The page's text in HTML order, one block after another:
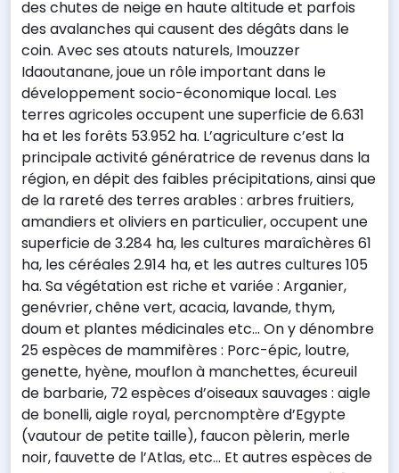
des chutes de neige en haute altitude et parfois
des avalanches qui causent des dégâts dans le
coin. Avec ses atouts naturels, Imouzzer
Idaoutanane, joue un rôle important dans le
développement socio-économique local. Les
terres agricoles occupent une superficie de 6.631
ha et les forêts 53.952 ha. L’agriculture c’est la
principale activité génératrice de revenus dans la
région, en dépit des faibles précipitations, ainsi que
de la rareté des terres arables : arbres fruitiers,
amandiers et oliviers en particulier, occupent une
superficie de 3.284 ha, les cultures maraîchères 61
ha, les céréales 2.914 ha, et les autres cultures 105
ha. Sa végétation est riche et variée : Arganier,
genévrier, chêne vert, acacia, lavande, thym,
doum et plantes médicinales etc... On y dénombre
25 espèces de mammifères : Porc-épic, loutre,
genette, hyène, mouflon à manchettes, écureuil
de barbarie, 72 espèces d’oiseaux sauvages : aigle
de bonelli, aigle royal, percnomptère d’Egypte
(vautour de petite taille), faucon pèlerin, merle
noir, fauvette de l’Atlas, etc... Et autres espèces de